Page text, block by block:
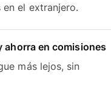
el extranjero.
ahorra en comisiones
más lejos, sin